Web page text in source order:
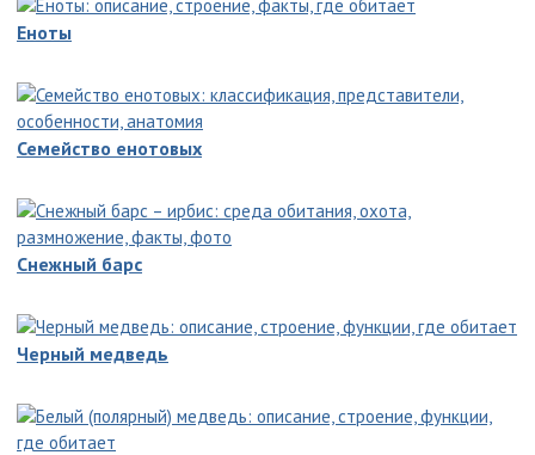
Еноты
Семейство енотовых
Снежный барс
Черный медведь